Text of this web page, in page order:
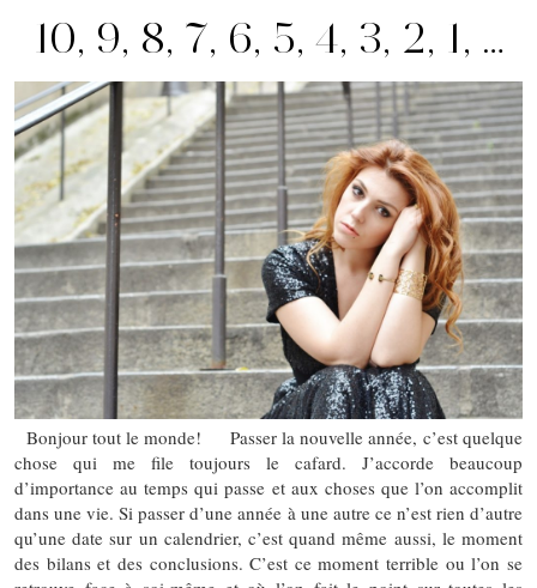
10, 9, 8, 7, 6, 5, 4, 3, 2, 1, …
Bonjour tout le monde! Passer la nouvelle année, c’est quelque
chose qui me file toujours le cafard. J’accorde beaucoup
d’importance au temps qui passe et aux choses que l’on accomplit
dans une vie. Si passer d’une année à une autre ce n’est rien d’autre
qu’une date sur un calendrier, c’est quand même aussi, le moment
des bilans et des conclusions. C’est ce moment terrible ou l’on se